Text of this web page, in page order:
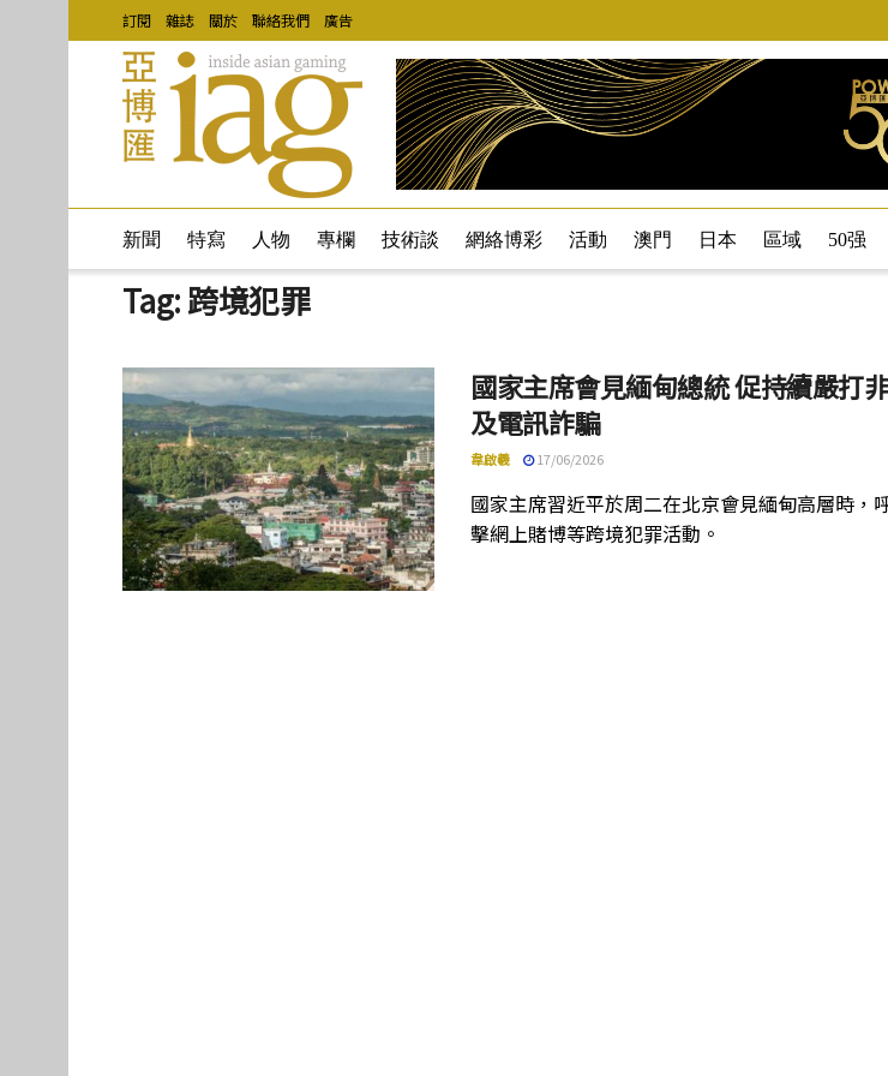
訂閱 雜誌 關於 聯絡我們 廣告
新聞 特寫 人物 專欄 技術談 網絡博彩 活動 澳門 日本 區域 50强
Tag:跨境犯罪
國家主席會見緬甸總統 促持續嚴打
及電訊詐騙
韋啟羲 17/06/2026
國家主席習近平於周二在北京會見緬甸高層時，
擊網上賭博等跨境犯罪活動。